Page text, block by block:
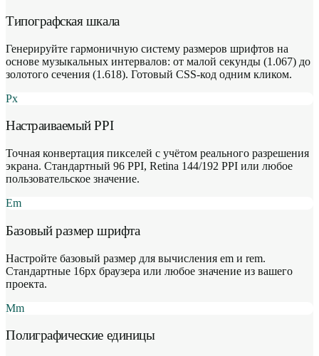
Типографская шкала
Генерируйте гармоничную систему размеров шрифтов на
основе музыкальных интервалов: от малой секунды (1.067) до
золотого сечения (1.618). Готовый CSS-код одним кликом.
Px
Настраиваемый PPI
Точная конвертация пикселей с учётом реального разрешения
экрана. Стандартный 96 PPI, Retina 144/192 PPI или любое
пользовательское значение.
Em
Базовый размер шрифта
Настройте базовый размер для вычисления em и rem.
Стандартные 16px браузера или любое значение из вашего
проекта.
Mm
Полиграфические единицы